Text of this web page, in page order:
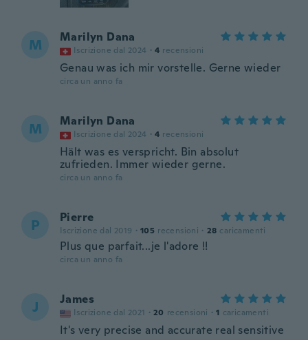
M Marilyn Dana
Iscrizione dal 2024 · 4 recensioni
Genau was ich mir vorstelle. Gerne wieder
circa un anno fa
M Marilyn Dana
Iscrizione dal 2024 · 4 recensioni
Hält was es verspricht. Bin absolut
zufrieden. Immer wieder gerne.
circa un anno fa
P Pierre
Iscrizione dal 2019 · 105 recensioni · 28 caricamenti
Plus que parfait...je l'adore !!
circa un anno fa
J James
Iscrizione dal 2021 · 20 recensioni · 1 caricamenti
It's very precise and accurate real sensitive